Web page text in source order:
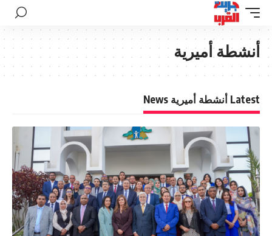
أنشطة أميرية
Latest أنشطة أميرية News